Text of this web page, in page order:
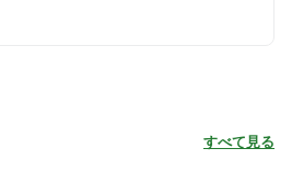
すべて見る